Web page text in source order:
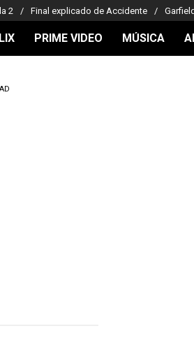
2 Final explicado de Accidente
PRIME VIDEO MÚSICA